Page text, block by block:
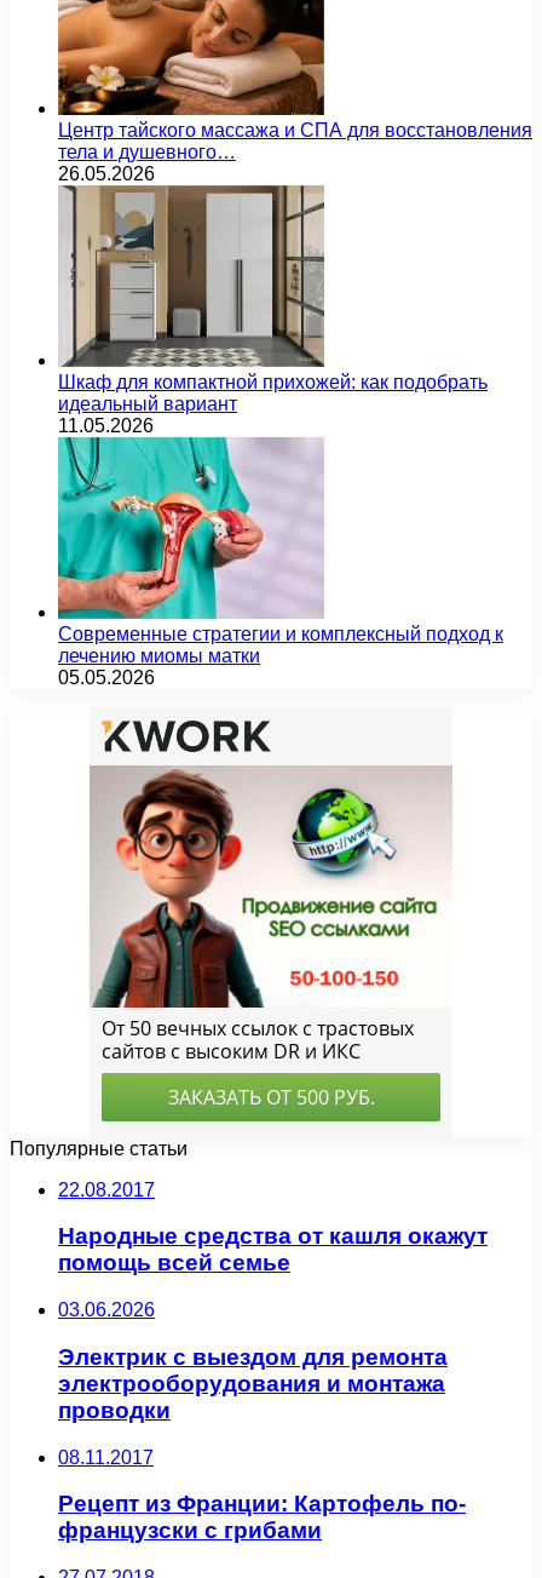
Центр тайского массажа и СПА для восстановления
тела и душевного…
26.05.2026
Шкаф для компактной прихожей: как подобрать
идеальный вариант
11.05.2026
Современные стратегии и комплексный подход к
лечению миомы матки
05.05.2026
Популярные статьи
22.08.2017
Народные средства от кашля окажут
помощь всей семье
03.06.2026
Электрик с выездом для ремонта
электрооборудования и монтажа
проводки
08.11.2017
Рецепт из Франции: Картофель по-
французски с грибами